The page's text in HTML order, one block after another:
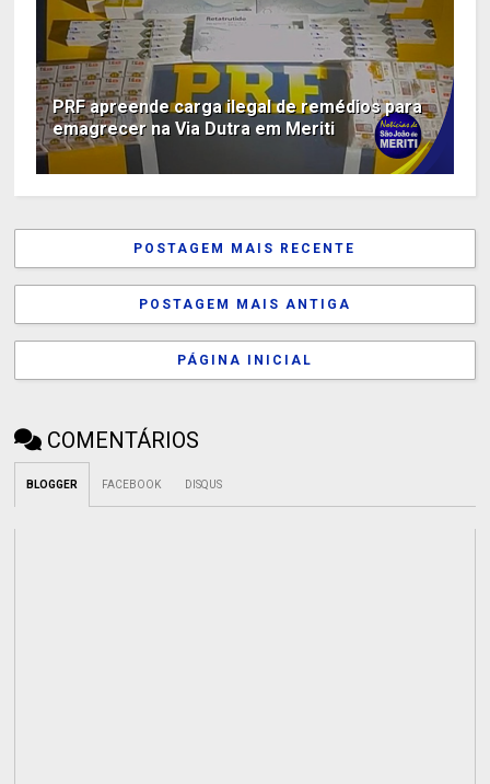
PRF apreende carga ilegal de remédios para
emagrecer na Via Dutra em Meriti
POSTAGEM MAIS RECENTE
POSTAGEM MAIS ANTIGA
PÁGINA INICIAL
COMENTÁRIOS
BLOGGER FACEBOOK DISQUS